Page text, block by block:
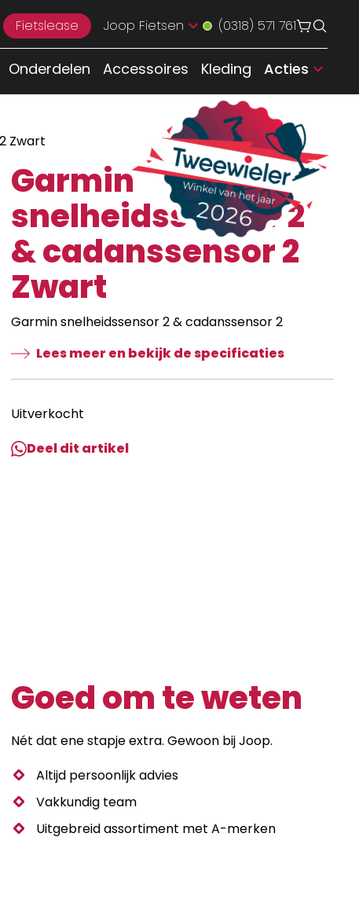
Fietslease Joop Fietsen (0318) 571 761
Onderdelen Accessoires Kleding Acties
Zwart
Garmin
snelheidssensor 2
& cadanssensor 2
Zwart
Garmin snelheidssensor 2 & cadanssensor 2
Lees meer en bekijk de specificaties
Uitverkocht
Deel dit artikel
Goed om te weten
Nét dat ene stapje extra. Gewoon bij Joop.
Altijd persoonlijk advies
Vakkundig team
Uitgebreid assortiment met A-merken